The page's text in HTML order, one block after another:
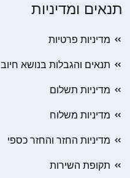
תנאים ומדיניות
מדיניות פרטיות
תנאים והגבלות בנושא חיוב
מדיניות תשלום
מדיניות משלוח
מדיניות החזר והחזר כספי
תקופת השירות